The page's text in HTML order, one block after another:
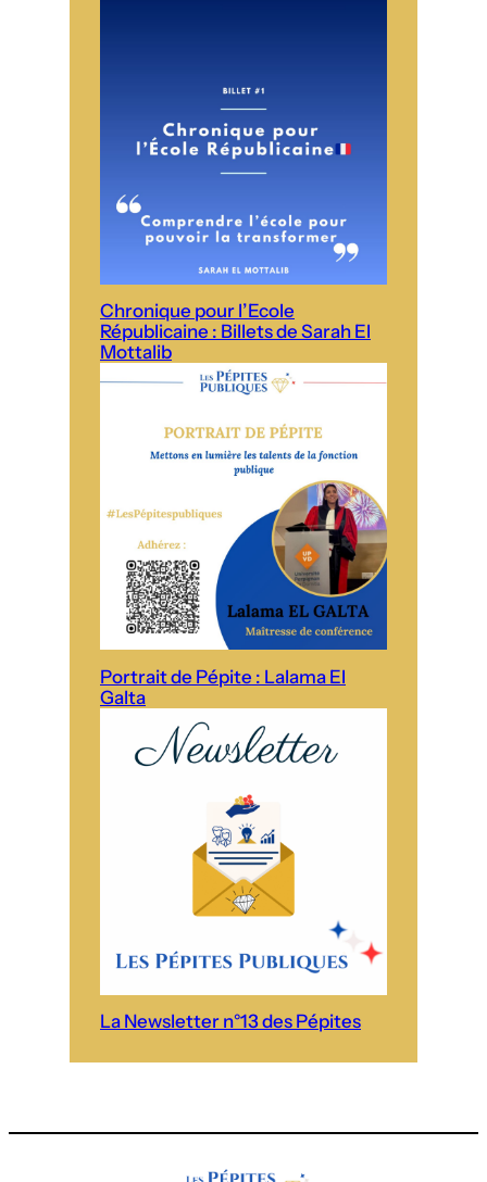
Chronique pour l’Ecole
Républicaine : Billets de Sarah El
Mottalib
Portrait de Pépite : Lalama El
Galta
La Newsletter n°13 des Pépites